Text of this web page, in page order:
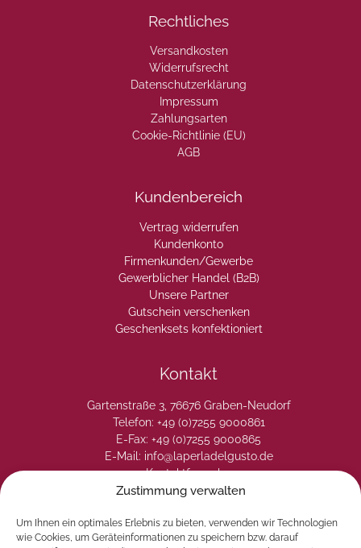
Zustimmung verwalten
Um Ihnen ein optimales Erlebnis zu bieten, verwenden wir Technologien
wie Cookies, um Geräteinformationen zu speichern bzw. darauf
Rechtliches
Versandkosten
Widerrufsrecht
Datenschutzerklärung
Impressum
Zahlungsarten
Cookie-Richtlinie (EU)
AGB
Kundenbereich
Vertrag widerrufen
Kundenkonto
Firmenkunden/Gewerbe
Gewerblicher Handel (B2B)
Unsere Partner
Gutschein verschenken
Geschenksets konfektioniert
Kontakt
Gartenstraße 3, 76676 Graben-Neudorf
Telefon: +49 (0)7255 9000861
E-Fax: +49 (0)7255 9000865
E-Mail: info@laperladelgusto.de
Kontaktformular